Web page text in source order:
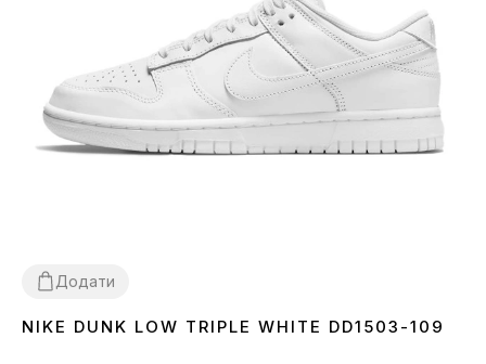
Додати
3637 383940 4142 43 4445
NIKE DUNK LOW TRIPLE WHITE DD1503-109